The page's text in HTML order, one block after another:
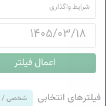
شرایط واگذاری
فیلترهای انتخابی شخصی /